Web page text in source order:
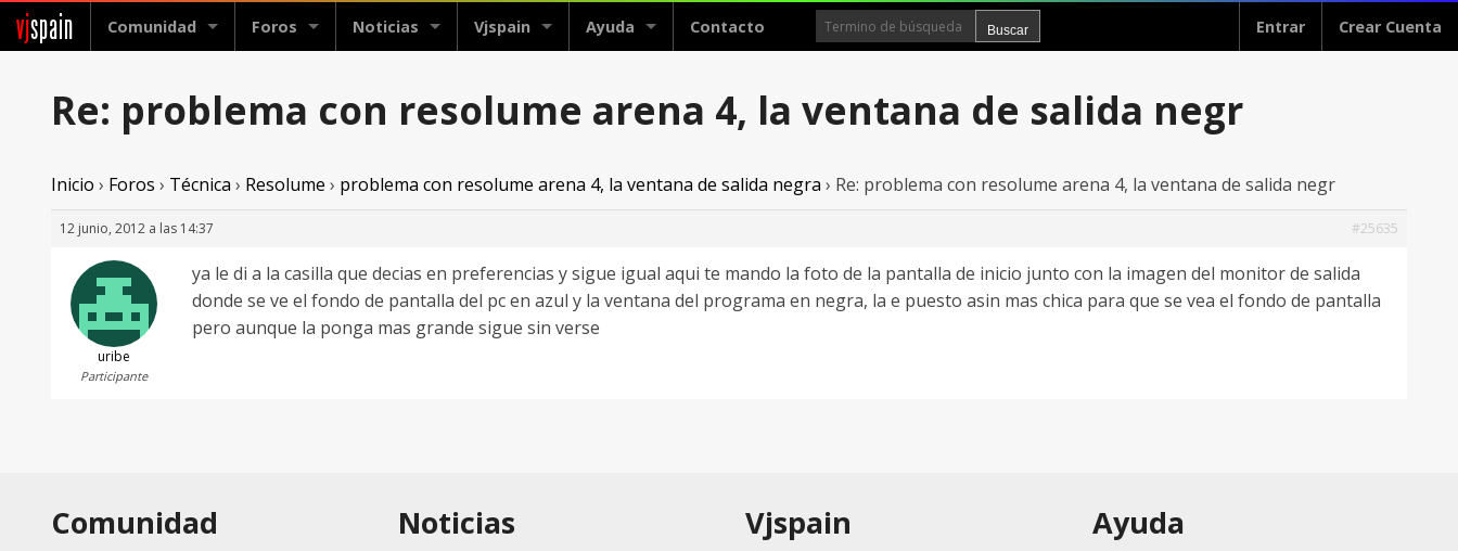
vjspain Comunidad Foros Noticias Vjspain Ayuda Contacto Entrar Crear Cuenta
Re: problema con resolume arena 4, la ventana de salida negr
Inicio › Foros › Técnica › Resolume › problema con resolume arena 4, la ventana de salida negra › Re: problema con resolume arena 4, la ventana de salida negr
12 junio, 2012 a las 14:37 #25635
uribe
Participante
ya le di a la casilla que decias en preferencias y sigue igual aqui te mando la foto de la pantalla de inicio junto con la imagen del monitor de salida
donde se ve el fondo de pantalla del pc en azul y la ventana del programa en negra, la e puesto asin mas chica para que se vea el fondo de pantalla
pero aunque la ponga mas grande sigue sin verse
Comunidad Noticias Vjspain Ayuda